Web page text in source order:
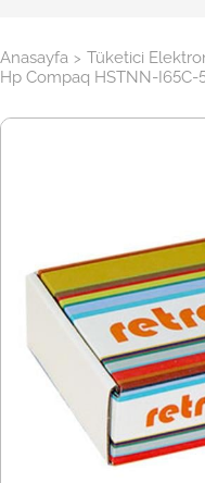
Anasayfa > Tüketici
Hp Compaq HSTNN-I65C-